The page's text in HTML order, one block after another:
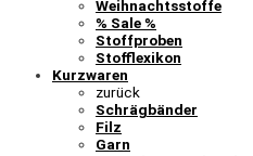
Weihnachtsstoffe
% Sale %
Stoffproben
Stofflexikon
Kurzwaren
zurück
Schrägbänder
Filz
Garn